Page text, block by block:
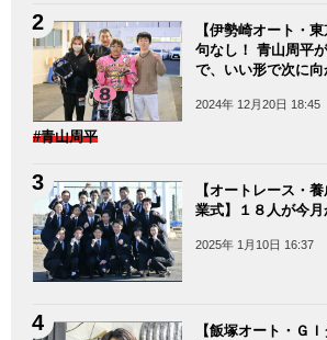
【伊勢崎オート・
句なし！ 青山周平
で、いい形で次に向
2024年 12月20日 18:45
#青山周平
【オートレース・
業式】１８人が今
2025年 1月10日 16:37
【飯塚オート・Ｇ